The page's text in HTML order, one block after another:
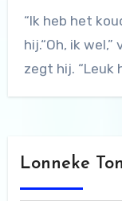
“Ik heb het
hij.“Oh, ik wel,”
zegt hij. “Leuk
Lonneke